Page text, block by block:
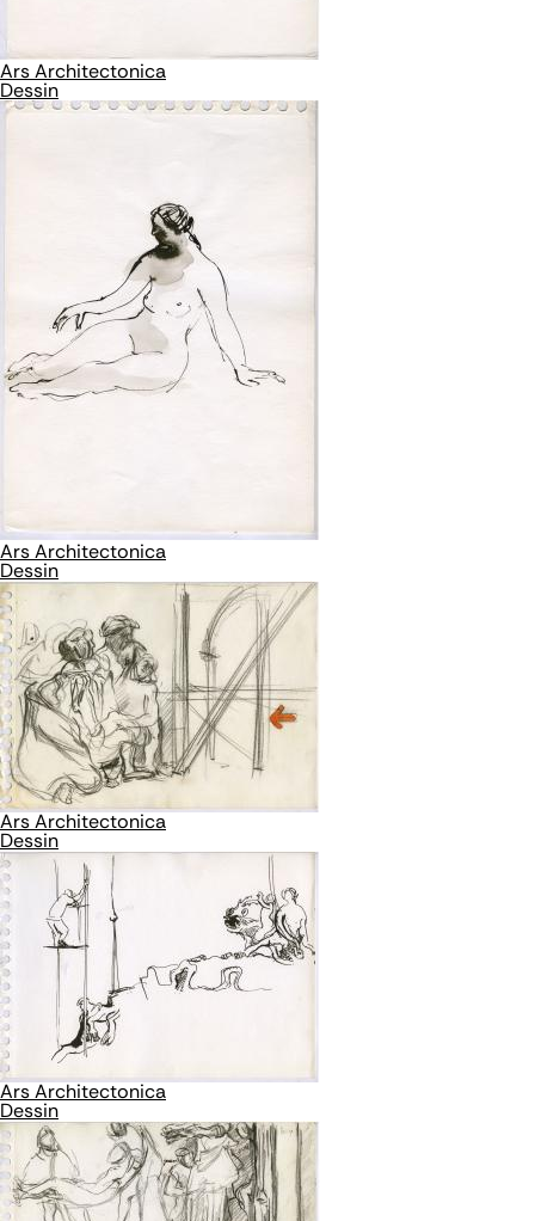
Ars Architectonica
Dessin
Ars Architectonica
Dessin
Ars Architectonica
Dessin
Ars Architectonica
Dessin